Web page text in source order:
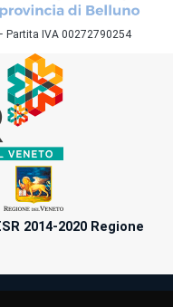
Partita IVA 00272790254
2014-2020 Regione